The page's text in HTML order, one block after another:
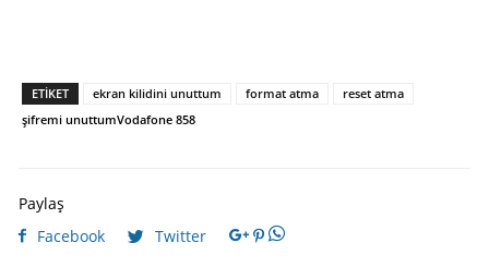
ETIKET ekran kilidini unuttum format atma
reset atma
şifremi unuttumVodafone 858
Paylaş
Facebook
Twitter